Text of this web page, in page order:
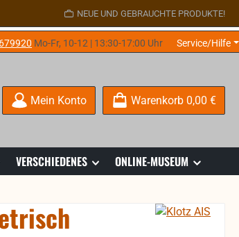
NEUE UND GEBRAUCHTE PRODUKTE!
Mo-Fr, 10-12 | 13:30-17:00 Uhr Service/Hilfe
Mein Konto Warenkorb 0,00 €
VERSCHIEDENES ONLINE-MUSEUM